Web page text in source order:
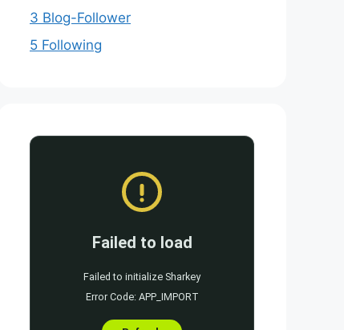
3 Blog-Follower
5 Following